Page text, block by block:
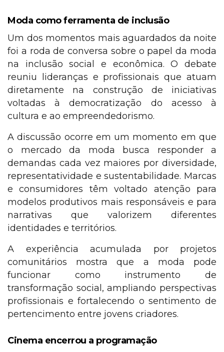
Moda como ferramenta de inclusão
Um dos momentos mais aguardados da noite
foi a roda de conversa sobre o papel da moda
na inclusão social e econômica. O debate
reuniu lideranças e profissionais que atuam
diretamente na construção de iniciativas
voltadas à democratização do acesso à
cultura e ao empreendedorismo.
A discussão ocorre em um momento em que
o mercado da moda busca responder a
demandas cada vez maiores por diversidade,
representatividade e sustentabilidade. Marcas
e consumidores têm voltado atenção para
modelos produtivos mais responsáveis e para
narrativas que valorizem diferentes
identidades e territórios.
A experiência acumulada por projetos
comunitários mostra que a moda pode
funcionar como instrumento de
transformação social, ampliando perspectivas
profissionais e fortalecendo o sentimento de
pertencimento entre jovens criadores.
Cinema encerrou a programação